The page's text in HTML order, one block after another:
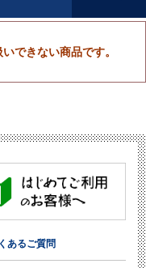
できない商品です。
あるご質問